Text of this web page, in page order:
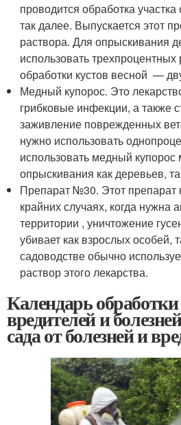
проводится обработка
так далее. Выпускается этот
раствора. Для опрыскивания
использовать трехпроцентных
обработки кустов весной —
Медный купорос. Это
грибковые инфекции, а также
заживление поврежденных
нужно использовать
использовать медный
опрыскивания как деревьев,
Препарат №30. Этот препарат
крайних случаях, когда нужна
территории , уничтожение
убивает как взрослых
садоводстве обычно
раствор этого лекарства.
Календарь обработки
вредителей и
сада от болезней и